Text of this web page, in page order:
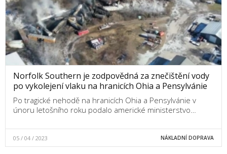
Norfolk Southern je zodpovědná za znečištění vody
po vykolejení vlaku na hranicích Ohia a Pensylvánie
Po tragické nehodě na hranicích Ohia a Pensylvánie v
únoru letošního roku podalo americké ministerstvo…
05 / 04 / 2023 NÁKLADNÍ DOPRAVA